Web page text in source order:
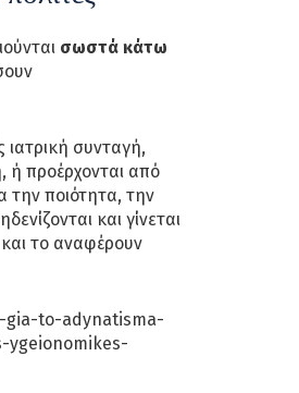
σωστά κάτω
συνταγή,
ή προέρχονται από
την ποιότητα, την
και γίνεται
και το αναφέρουν
to-adynatisma-